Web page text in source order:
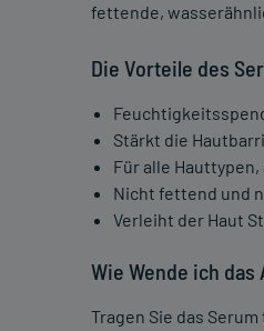
fettende,
Die Vorteile des
Stärkt die
Für alle
Nicht fettend und
Verleiht der Haut
Wie Wende ich
Tragen Sie das